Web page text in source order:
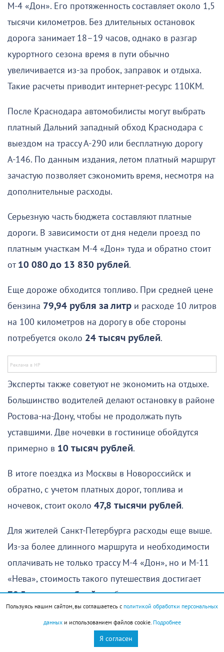
М-4 «Дон». Его протяженность составляет около 1,5
тысячи километров. Без длительных остановок
дорога занимает 18–19 часов, однако в разгар
курортного сезона время в пути обычно
увеличивается из-за пробок, заправок и отдыха.
Такие расчеты приводит интернет-ресурс 110КМ.
После Краснодара автомобилисты могут выбрать
платный Дальний западный обход Краснодара с
выездом на трассу А-290 или бесплатную дорогу
А-146. По данным издания, летом платный маршрут
зачастую позволяет сэкономить время, несмотря на
дополнительные расходы.
Серьезную часть бюджета составляют платные
дороги. В зависимости от дня недели проезд по
платным участкам М-4 «Дон» туда и обратно стоит
от10 080 до 13 830 рублей.
Еще дороже обходится топливо. При средней цене
бензина 79,94 рубля за литр и расходе 10 литров
на 100 километров на дорогу в обе стороны
потребуется около 24 тысяч рублей.
Эксперты также советуют не экономить на отдыхе.
Большинство водителей делают остановку в районе
Ростова-на-Дону, чтобы не продолжать путь
уставшими. Две ночевки в гостинице обойдутся
примерно в 10 тысяч рублей.
В итоге поездка из Москвы в Новороссийск и
обратно, с учетом платных дорог, топлива и
ночевок, стоит около 47,8 тысячи рублей.
Для жителей Санкт-Петербурга расходы еще выше.
Из-за более длинного маршрута и необходимости
оплачивать не только трассу М-4 «Дон», но и М-11
«Нева», стоимость такого путешествия достигает
70,5 тысячи рублей, сообщает интернет-ресурс
110КМ.
Новороссийск
Пользуясь нашим сайтом, вы соглашаетесь с политикой обработки персональных
данныхи использованием файлов cookie. Подробнее
Я согласен